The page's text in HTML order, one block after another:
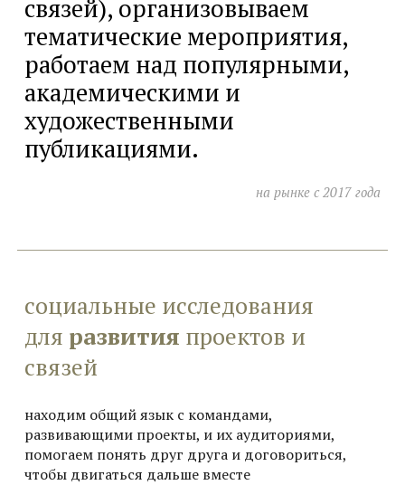
связей), организовываем
тематические мероприятия,
работаем над популярными,
академическими и
художественными
публикациями.
на рынке с 2017года
социальные исследования
для развития проектов и
связей
находим общий язык с командами,
развивающими проекты, и их аудиториями,
помогаем понять друг друга и договориться,
чтобы двигаться дальше вместе